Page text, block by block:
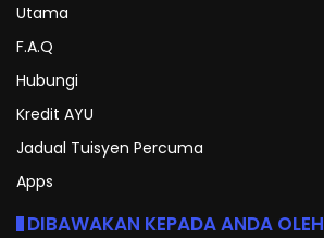
Utama
F.A.Q
Hubungi
Kredit AYU
Jadual Tuisyen Percuma
Apps
DIBAWAKAN KEPADA ANDA OLEH